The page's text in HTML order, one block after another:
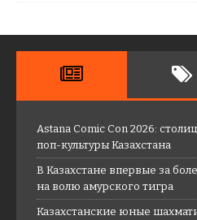
Astana Comic Con 2026:
поп-культуры Казахстана
В Казахстане впервые за
на волю амурского тигра
Казахстанские юные